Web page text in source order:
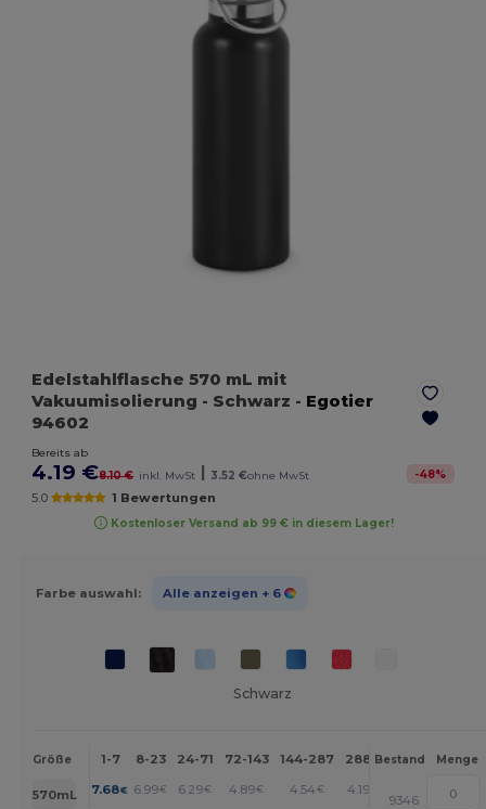
Edelstahlflasche 570 mL mit
Vakuumisolierung - Schwarz - Egotier
94602
Bereits ab
4.19 €8.10 € inkl. MwSt | 3.52 €ohne MwSt -48%
5.0 1 Bewertungen
Kostenloser Versand ab 99 € in diesem Lager!
Farbe auswahl: Alle anzeigen + 6
Schwarz
Größe 1-7 8-23 24-71 72-143 144-287 288 + Mehr
Bestand Menge
570mL 7.68€ 6.99€ 6.29€ 4.89€ 4.54€ 4.19 +
9346